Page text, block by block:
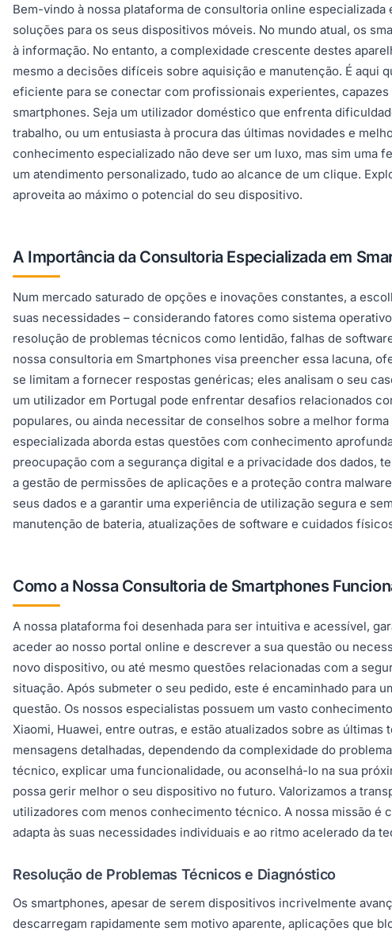
Bem-vindo à nossa plataforma de consultoria online
soluções para os seus dispositivos móveis. No mundo atual, os
à informação. No entanto, a complexidade crescente destes
mesmo a decisões difíceis sobre aquisição e manutenção. É aqui
eficiente para se conectar com profissionais experientes,
smartphones. Seja um utilizador doméstico que enfrenta
trabalho, ou um entusiasta à procura das últimas novidades e
conhecimento especializado não deve ser um luxo, mas sim uma
um atendimento personalizado, tudo ao alcance de um clique.
aproveita ao máximo o potencial do seu dispositivo.
A Importância da Consultoria Especializada em
Num mercado saturado de opções e inovações constantes, a
suas necessidades – considerando fatores como sistema
resolução de problemas técnicos como lentidão, falhas de
nossa consultoria em Smartphones visa preencher essa lacuna,
se limitam a fornecer respostas genéricas; eles analisam o seu
um utilizador em Portugal pode enfrentar desafios relacionados
populares, ou ainda necessitar de conselhos sobre a melhor
especializada aborda estas questões com conhecimento
preocupação com a segurança digital e a privacidade dos dados,
a gestão de permissões de aplicações e a proteção contra
seus dados e a garantir uma experiência de utilização segura e
manutenção de bateria, atualizações de software e cuidados
Como a Nossa Consultoria de Smartphones
A nossa plataforma foi desenhada para ser intuitiva e acessível,
aceder ao nosso portal online e descrever a sua questão ou
novo dispositivo, ou até mesmo questões relacionadas com a
situação. Após submeter o seu pedido, este é encaminhado para
questão. Os nossos especialistas possuem um vasto
Xiaomi, Huawei, entre outras, e estão atualizados sobre as
mensagens detalhadas, dependendo da complexidade do
técnico, explicar uma funcionalidade, ou aconselhá-lo na sua
possa gerir melhor o seu dispositivo no futuro. Valorizamos a
utilizadores com menos conhecimento técnico. A nossa missão
adapta às suas necessidades individuais e ao ritmo acelerado da
Resolução de Problemas Técnicos e Diagnóstico
Os smartphones, apesar de serem dispositivos incrivelmente
descarregam rapidamente sem motivo aparente, aplicações que